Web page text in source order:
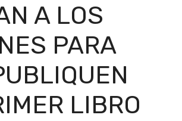
A LOS
PARA
LIBRO